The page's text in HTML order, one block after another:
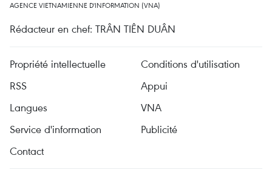
AGENCE VIETNAMIENNE D'INFORMATION (VNA)
Rédacteur en chef: TRÂN TIÊN DUÂN
Propriété intellectuelle
Conditions d'utilisation
RSS
Appui
Langues
VNA
Service d'information
Publicité
Contact